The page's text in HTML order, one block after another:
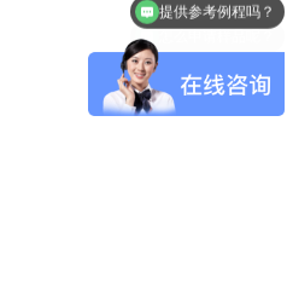
怎么申请样品呢？